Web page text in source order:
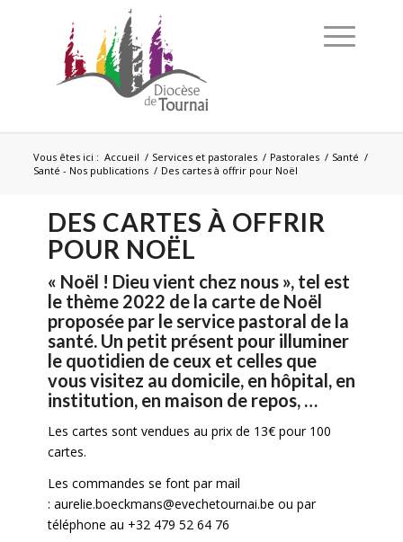
Vous êtes ici : Accueil / Services et pastorales / Pastorales / Santé /
Santé - Nos publications / Des cartes à offrir pour Noël
DES CARTES À OFFRIR
POUR NOËL
« Noël ! Dieu vient chez nous », tel est
le thème 2022 de la carte de Noël
proposée par le service pastoral de la
santé. Un petit présent pour illuminer
le quotidien de ceux et celles que
vous visitez au domicile, en hôpital, en
institution, en maison de repos, …
Les cartes sont vendues au prix de 13€ pour 100
cartes.
Les commandes se font par mail
: aurelie.boeckmans@evechetournai.be ou par
téléphone au +32 479 52 64 76